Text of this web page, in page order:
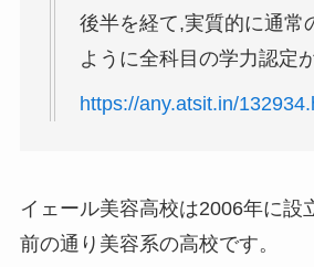
後半を経て,実質的に通常
ように全科目の学力認定
https://any.atsit.in/
イェール美容高校は2006年に設
前の通り美容系の高校です。